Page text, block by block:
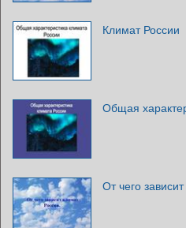
Климат России
Общая
От чего